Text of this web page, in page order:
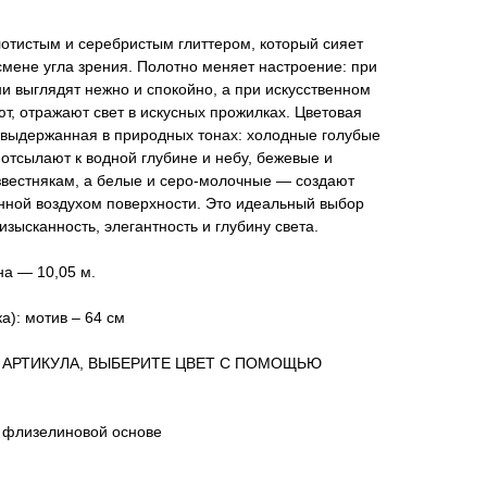
и серебристым глиттером, который сияет
угла зрения. Полотно меняет настроение: при
выглядят нежно и спокойно, а при искусственном
отражают свет в искусных прожилках. Цветовая
в природных тонах: холодные голубые
к водной глубине и небу, бежевые и
а белые и серо-молочные — создают
воздухом поверхности. Это идеальный выбор
элегантность и глубину света.
— 10,05 м.
мотив – 64 см
ВЫБЕРИТЕ ЦВЕТ С ПОМОЩЬЮ
основе